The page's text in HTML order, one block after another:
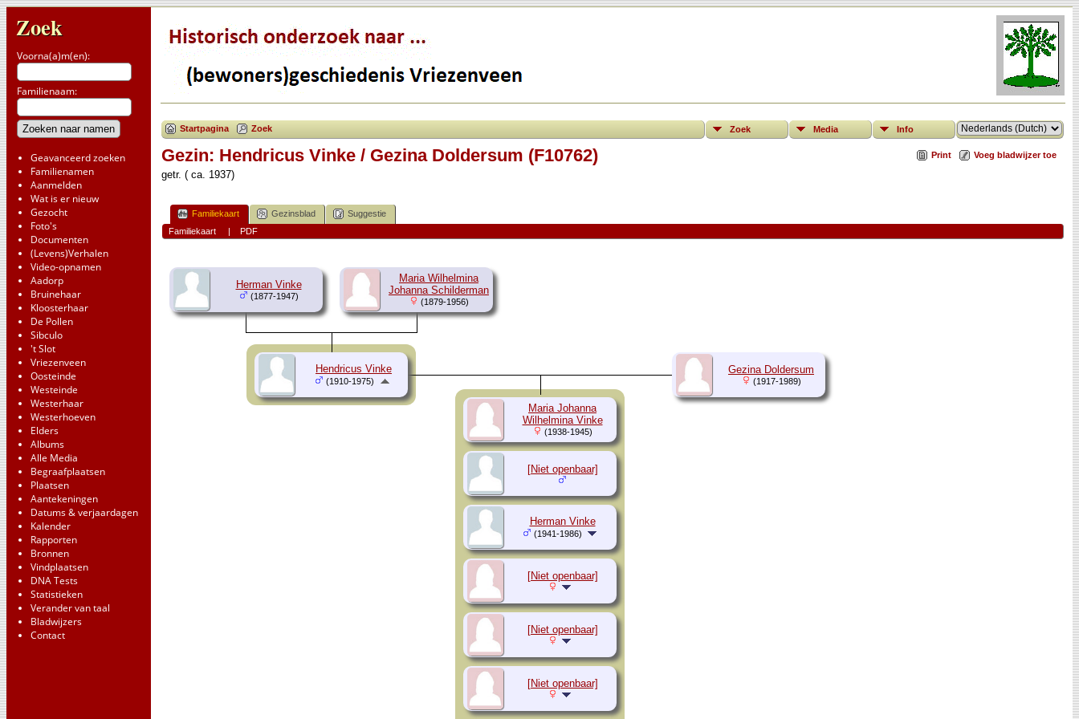
Zoek
Voorna(a)m(en):
Familienaam:
Geavanceerd zoeken
Familienamen
Aanmelden
Wat is er nieuw
Gezocht
Foto's
Documenten
(Levens)Verhalen
Video-opnamen
Aadorp
Bruinehaar
Kloosterhaar
De Pollen
Sibculo
't Slot
Vriezenveen
Oosteinde
Westeinde
Westerhaar
Westerhoeven
Elders
Albums
Alle Media
Begraafplaatsen
Plaatsen
Aantekeningen
Datums & verjaardagen
Kalender
Rapporten
Bronnen
Vindplaatsen
DNA Tests
Statistieken
Verander van taal
Bladwijzers
Contact
Startpagina Zoek Zoek Media Info
Print Voeg bladwijzer toe
Gezin: Hendricus Vinke / Gezina Doldersum (F10762)
getr. ( ca. 1937)
Familiekaart Gezinsblad
Suggestie
Familiekaart
| PDF
Herman Vinke
(1877-1947)
Maria Wilhelmina
Johanna Schilderman
(1879-1956)
Hendricus Vinke
(1910-1975)
Gezina Doldersum
(1917-1989)
Maria Johanna
Wilhelmina Vinke
(1938-1945)
[Niet openbaar]
Herman Vinke
(1941-1986)
[Niet openbaar]
[Niet openbaar]
[Niet openbaar]